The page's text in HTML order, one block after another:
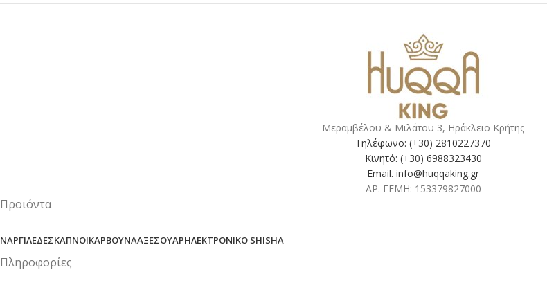
Μεραμβέλου & Μιλάτου 3, Ηράκλειο Κρήτης
Τηλέφωνο: (+30) 2810227370
Κινητό: (+30) 6988323430
Email. info@huqqaking.gr
ΑΡ. ΓΕΜΗ: 153379827000
Προιόντα
ΝΑΡΓΙΛΈΔΕΣΚΑΠΝΟΊΚΆΡΒΟΥΝΑΑΞΕΣΟΥΆΡΗΛΕΚΤΡΟΝΙΚΌ SHISHA
Πληροφορίες